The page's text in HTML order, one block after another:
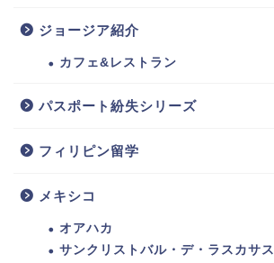
ジョージア紹介
カフェ&レストラン
パスポート紛失シリーズ
フィリピン留学
メキシコ
オアハカ
サンクリストバル・デ・ラスカサス